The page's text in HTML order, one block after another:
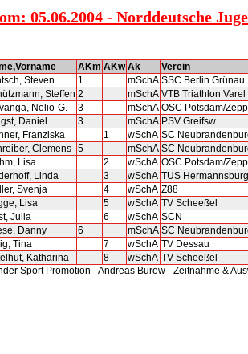
05.06.2004 - Norddeutsche
AKm AKw Ak
Verein
Steven 1 mSchA SSC Berlin Grünau
Steffen 2 mSchA VTB Triathlon Varel
Nelio-G. 3 mSchA OSC Potsdam/
Daniel 3 mSchA PSV Greifsw.
Franziska 1 wSchA SC
Clemens 5 mSchA SC
Lisa 2 wSchA OSC Potsdam/
Linda 3 wSchA TUS Hermannsburg
Svenja 4 wSchA Z88
Lisa 5 wSchA TV Scheeßel
Julia 6 wSchA SCN
Danny 6 mSchA SC
Tina 7 wSchA TV Dessau
Katharina 8 wSchA TV Scheeßel
Sport Promotion - Andreas Burow - Zeitnahme &